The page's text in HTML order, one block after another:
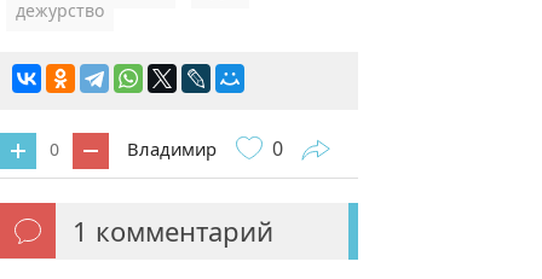
дежурство
0 Владимир 0
1 комментарий